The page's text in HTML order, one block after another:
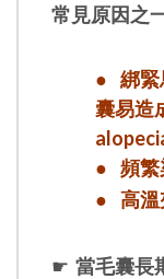
常見原因之
● 綁
囊易造
● 頻
● 高
☛ 當毛囊長